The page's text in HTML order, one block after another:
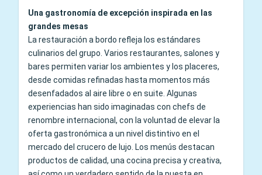
Una gastronomía de excepción inspirada en las
grandes mesas
La restauración a bordo refleja los estándares
culinarios del grupo. Varios restaurantes, salones y
bares permiten variar los ambientes y los placeres,
desde comidas refinadas hasta momentos más
desenfadados al aire libre o en suite. Algunas
experiencias han sido imaginadas con chefs de
renombre internacional, con la voluntad de elevar la
oferta gastronómica a un nivel distintivo en el
mercado del crucero de lujo. Los menús destacan
productos de calidad, una cocina precisa y creativa,